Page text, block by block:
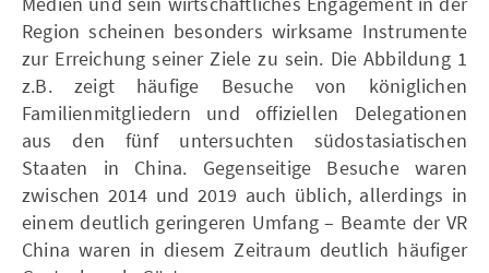
Region scheinen besonders wirksame Instrumente
zur Erreichung seiner Ziele zu sein. Die Abbildung 1
z.B. zeigt häufige Besuche von königlichen
Familienmitgliedern und offiziellen Delegationen
aus den fünf untersuchten südostasiatischen
Staaten in China. Gegenseitige Besuche waren
zwischen 2014 und 2019 auch üblich, allerdings in
einem deutlich geringeren Umfang – Beamte der VR
China waren in diesem Zeitraum deutlich häufiger